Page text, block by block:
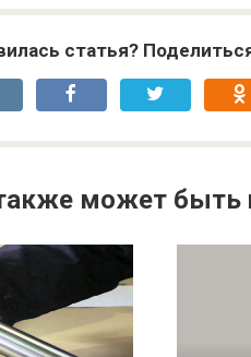
статья?
может быть